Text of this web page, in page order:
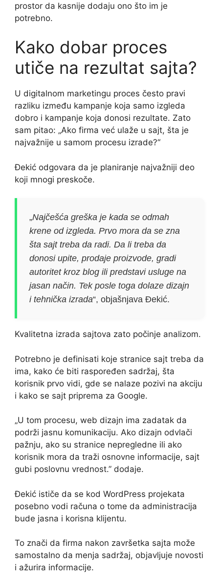
prostor da kasnije dodaju ono što im je
potrebno.
Kako dobar proces
utiče na rezultat sajta?
U digitalnom marketingu proces često pravi
razliku između kampanje koja samo izgleda
dobro i kampanje koja donosi rezultate. Zato
sam pitao: „Ako firma već ulaže u sajt, šta je
najvažnije u samom procesu izrade?“
Đekić odgovara da je planiranje najvažniji deo
koji mnogi preskoče.
„Najčešća greška je kada se odmah
krene od izgleda. Prvo mora da se zna
šta sajt treba da radi. Da li treba da
donosi upite, prodaje proizvode, gradi
autoritet kroz blog ili predstavi usluge na
jasan način. Tek posle toga dolaze dizajn
i tehnička izrada“, objašnjava Đekić.
Kvalitetna izrada sajtova zato počinje analizom.
Potrebno je definisati koje stranice sajt treba da
ima, kako će biti raspoređen sadržaj, šta
korisnik prvo vidi, gde se nalaze pozivi na akciju
i kako se sajt priprema za Google.
„U tom procesu, web dizajn ima zadatak da
podrži jasnu komunikaciju. Ako dizajn odvlači
pažnju, ako su stranice nepregledne ili ako
korisnik mora da traži osnovne informacije, sajt
gubi poslovnu vrednost.” dodaje.
Đekić ističe da se kod WordPress projekata
posebno vodi računa o tome da administracija
bude jasna i korisna klijentu.
To znači da firma nakon završetka sajta može
samostalno da menja sadržaj, objavljuje novosti
i ažurira informacije.